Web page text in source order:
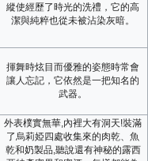
縱使經歷了時光的洗禮，它的高
潔與純粹也從未被沾染灰暗。
揮舞時炫目而優雅的姿態時常會
讓人忘記，它依然是一把知名的
武器。
外表樸實無華,內裡大有洞天!裝滿
了烏莉婭四處收集來的肉乾、魚
乾和奶製品,聽說還有神秘的露西